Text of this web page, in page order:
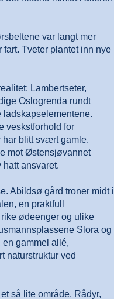
var langt mer
Tveter plantet inn nye
Lambertseter,
Oslogrenda rundt
ladskapselementene.
veskstforhold for
har blitt svært gamle.
mot Østensjøvannet
hatt ansvaret.
Abildsø gård troner midt i
en praktfull
ødeenger og ulike
Slora og
gammel allé,
naturstruktur ved
så lite område. Rådyr,